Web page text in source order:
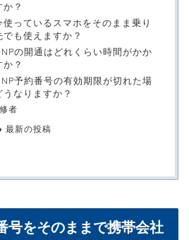
か？
っているスマホをそのまま乗り
でも使えますか？
の開通はどれくらい時間がかか
か？
予約番号の有効期限が切れた場
うなりますか？
者
最新の投稿
号をそのままで携帯会社